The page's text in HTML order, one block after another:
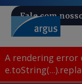
Fale com
A rendering error